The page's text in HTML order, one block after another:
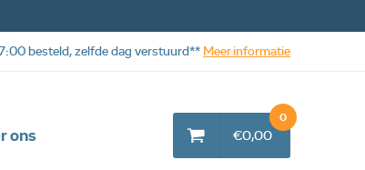
ons €0,00
0
besteld, zelfde dag verstuurd** Meer informatie